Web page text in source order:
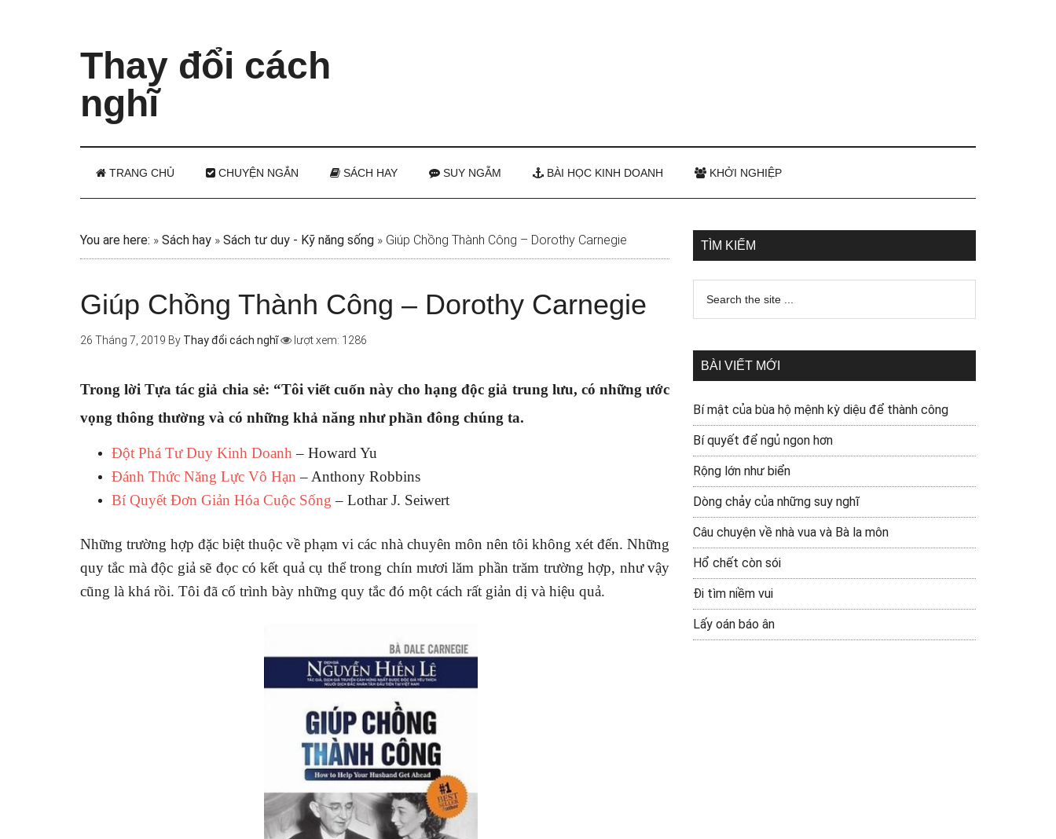
Thay đổi cách
nghĩ
TRANG CHỦ CHUYỆN NGẮN SÁCH HAY SUY NGẪM BÀI HỌC KINH DOANH KHỞI NGHIỆP
You are here: » Sách hay » Sách tư duy - Kỹ năng sống » Giúp Chồng Thành Công – Dorothy Carnegie
Giúp Chồng Thành Công – Dorothy Carnegie
26 Tháng 7, 2019 By Thay đổi cách nghĩ lượt xem: 1286
Trong lời Tựa tác giả chia sẻ: “Tôi viết cuốn này cho hạng độc giả trung lưu, có những ước
vọng thông thường và có những khả năng như phần đông chúng ta.
Đột Phá Tư Duy Kinh Doanh – Howard Yu
Đánh Thức Năng Lực Vô Hạn – Anthony Robbins
Bí Quyết Đơn Giản Hóa Cuộc Sống – Lothar J. Seiwert
Những trường hợp đặc biệt thuộc về phạm vi các nhà chuyên môn nên tôi không xét đến. Những
quy tắc mà độc giả sẽ đọc có kết quả cụ thể trong chín mươi lăm phần trăm trường hợp, như vậy
cũng là khá rồi. Tôi đã cố trình bày những quy tắc đó một cách rất giản dị và hiệu quả.
TÌM KIẾM
BÀI VIẾT MỚI
Bí mật của bùa hộ mệnh kỳ diệu để thành công
Bí quyết để ngủ ngon hơn
Rộng lớn như biển
Dòng chảy của những suy nghĩ
Câu chuyện về nhà vua và Bà la môn
Hổ chết còn sói
Đi tìm niềm vui
Lấy oán báo ân